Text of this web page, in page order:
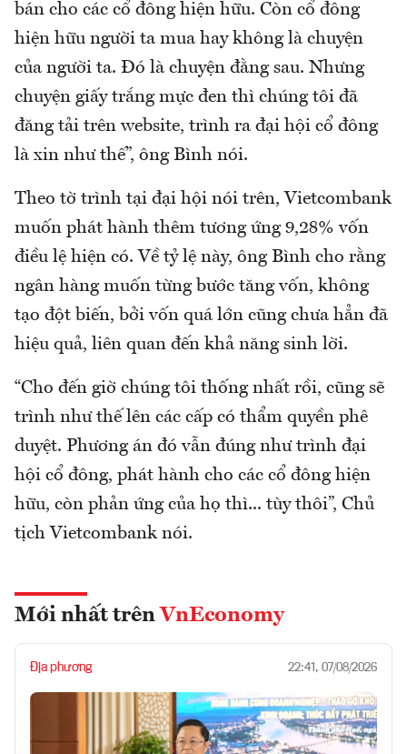
bán cho các cổ đông hiện hữu. Còn cổ đông
hiện hữu người ta mua hay không là chuyện
của người ta. Đó là chuyện đằng sau. Nhưng
chuyện giấy trắng mực đen thì chúng tôi đã
đăng tải trên website, trình ra đại hội cổ đông
là xin như thế”, ông Bình nói.
Theo tờ trình tại đại hội nói trên, Vietcombank
muốn phát hành thêm tương ứng 9,28% vốn
điều lệ hiện có. Về tỷ lệ này, ông Bình cho rằng
ngân hàng muốn từng bước tăng vốn, không
tạo đột biến, bởi vốn quá lớn cũng chưa hẳn đã
hiệu quả, liên quan đến khả năng sinh lời.
“Cho đến giờ chúng tôi thống nhất rồi, cũng sẽ
trình như thế lên các cấp có thẩm quyền phê
duyệt. Phương án đó vẫn đúng như trình đại
hội cổ đông, phát hành cho các cổ đông hiện
hữu, còn phản ứng của họ thì... tùy thôi”, Chủ
tịch Vietcombank nói.
Mới nhất trên VnEconomy
Địa phương 22:41, 07/08/2026